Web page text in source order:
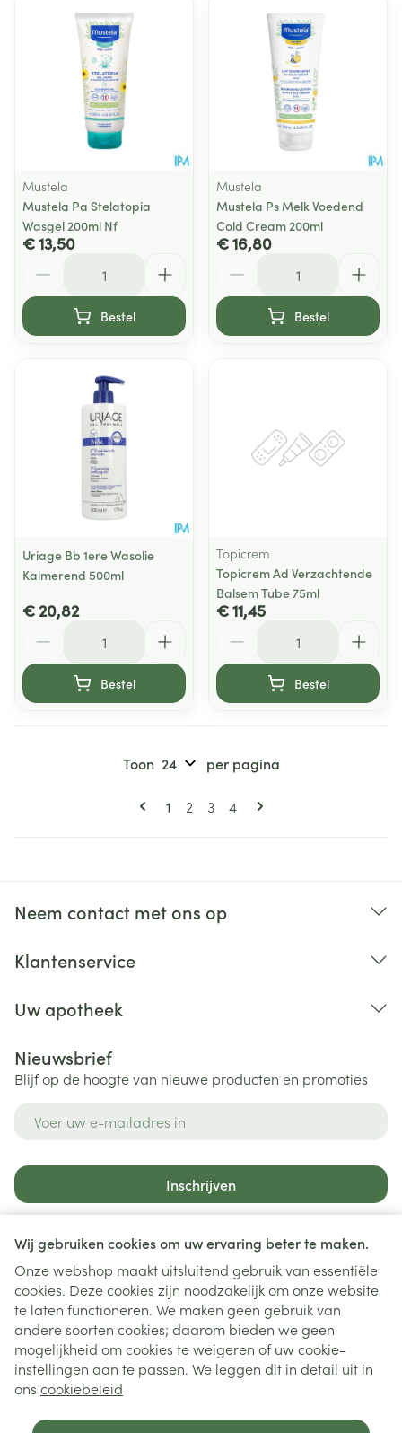
Wij gebruiken cookies om uw ervaring beter te maken.
Onze webshop maakt uitsluitend gebruik van essentiële
cookies. Deze cookies zijn noodzakelijk om onze website
te laten functioneren. We maken geen gebruik van
andere soorten cookies; daarom bieden we geen
mogelijkheid om cookies te weigeren of uw cookie-
instellingen aan te passen. We leggen dit in detail uit in
ons cookiebeleid
Mustela
Mustela Pa Stelatopia
Wasgel 200ml Nf
€ 13,50
Bestel
Mustela
Mustela Ps Melk Voedend
Cold Cream 200ml
€ 16,80
Bestel
Uriage Bb 1ere Wasolie
Kalmerend 500ml
€ 20,82
Bestel
Topicrem
Topicrem Ad Verzachtende
Balsem Tube 75ml
€ 11,45
Bestel
Pagina's
U lees momenteel pagina
1 Pagina
2 Pagina
3 Pagina
4
Toon per pagina
Neem contact met ons op
Klantenservice
Uw apotheek
Nieuwsbrief
Blijf op de hoogte van nieuwe producten en promoties
Inschrijven
nieuwsbrief en gaat u akkoord met onzeprivacy policy.
Juridische links